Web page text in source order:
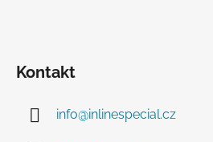
Kontakt
info@inlinespecial.cz